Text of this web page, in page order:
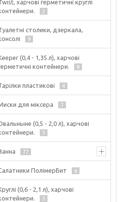
харчові герметичні круглі
2
столики, дзеркала,
9
(0,4 - 1,35 л), харчові
контейнери.
8
пластикові 4
для міксера 7
(0,5 - 2,0 л), харчові
3
77
ПолімерБит 6
(0,6 - 2,1 л), харчові
3